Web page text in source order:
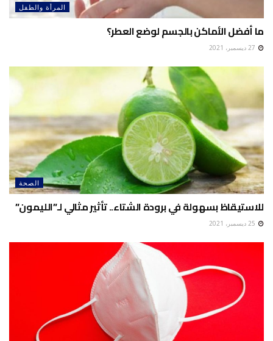
المرأة والطفل
ما أفضل الأماكن بالجسم لوضع العطر؟
الصحة
للاستيقاظ بسهولة في برودة الشتاء.. تأثير مثالي لـ”الليمون”